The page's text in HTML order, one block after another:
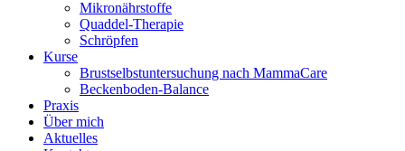
Mikronährstoffe
Quaddel-Therapie
Schröpfen
Kurse
Brustselbstuntersuchung nach MammaCare
Beckenboden-Balance
Praxis
Über mich
Aktuelles